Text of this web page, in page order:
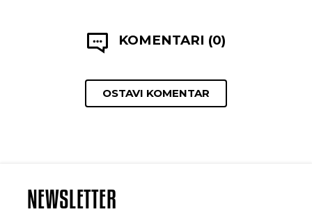
KOMENTARI (0)
OSTAVI KOMENTAR
NEWSLETTER